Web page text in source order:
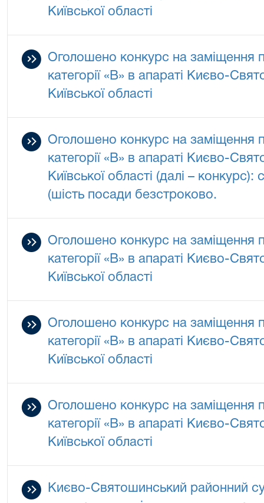
Київської області
Оголошено конкурс на заміщення
категорії «В» в апараті Києво-
Київської області
Оголошено конкурс на заміщення
категорії «В» в апараті Києво-
Київської області (далі –
(шість посади безстроково.
Оголошено конкурс на заміщення
категорії «В» в апараті Києво-
Київської області
Оголошено конкурс на заміщення
категорії «В» в апараті Києво-
Київської області
Оголошено конкурс на заміщення
категорії «В» в апараті Києво-
Київської області
Києво-Святошинський районний